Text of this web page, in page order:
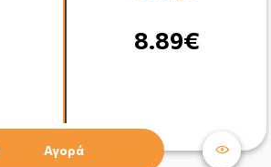
8.89€
Αγορά